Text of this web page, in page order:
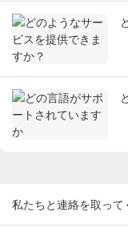
私たちと連絡を取って